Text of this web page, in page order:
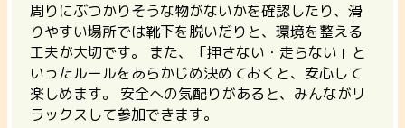
周りにぶつかりそうな物がないかを確認したり、滑
りやすい場所では靴下を脱いだりと、環境を整える
工夫が大切です。 また、「押さない・走らない」と
いったルールをあらかじめ決めておくと、安心して
楽しめます。 安全への気配りがあると、みんながリ
ラックスして参加できます。